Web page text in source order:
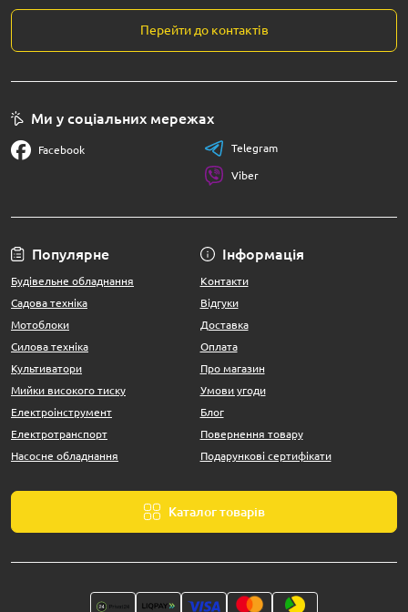
Перейти до контактів
Популярне
Будівельне обладнання
Садова техніка
Мотоблоки
Силова техніка
Культиватори
Мийки високого тиску
Електроінструмент
Електротранспорт
Насосне обладнання
Інформація
Контакти
Відгуки
Доставка
Оплата
Про магазин
Умови угоди
Блог
Повернення товару
Подарункові сертифікати
Каталог товарів
Ми у соціальних мережах
Facebook Telegram
Viber